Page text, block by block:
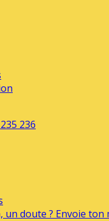
doute ? Envoie ton